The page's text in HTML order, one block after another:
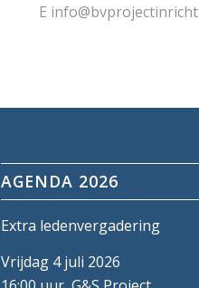
E
AGENDA 2026
Extra ledenvergadering
Vrijdag 4 juli 2026